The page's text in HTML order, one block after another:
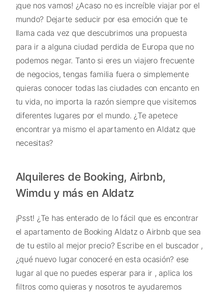
¡que nos vamos! ¿Acaso no es increíble viajar por el
mundo? Dejarte seducir por esa emoción que te
llama cada vez que descubrimos una propuesta
para ir a alguna ciudad perdida de Europa que no
podemos negar. Tanto si eres un viajero frecuente
de negocios, tengas familia fuera o simplemente
quieras conocer todas las ciudades con encanto en
tu vida, no importa la razón siempre que visitemos
diferentes lugares por el mundo. ¿Te apetece
encontrar ya mismo el apartamento en Aldatz que
necesitas?
Alquileres de Booking, Airbnb,
Wimdu y más en Aldatz
¡Psst! ¿Te has enterado de lo fácil que es encontrar
el apartamento de Booking Aldatz o Airbnb que sea
de tu estilo al mejor precio? Escribe en el buscador ,
¿qué nuevo lugar conoceré en esta ocasión? ese
lugar al que no puedes esperar para ir , aplica los
filtros como quieras y nosotros te ayudaremos